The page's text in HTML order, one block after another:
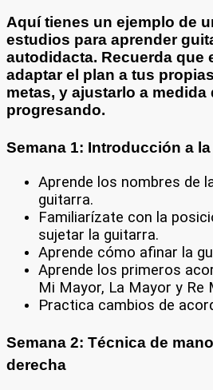
Aquí tienes un ejemplo de
estudios para aprender
autodidacta. Recuerda que
adaptar el plan a tus
metas, y ajustarlo a medida
progresando.
Semana 1: Introducción a
Aprende los nombres de
guitarra.
Familiarízate con la
sujetar la guitarra.
Aprende cómo afinar la
Aprende los primeros
Mi Mayor, La Mayor y Re
Practica cambios de
Semana 2: Técnica de
derecha